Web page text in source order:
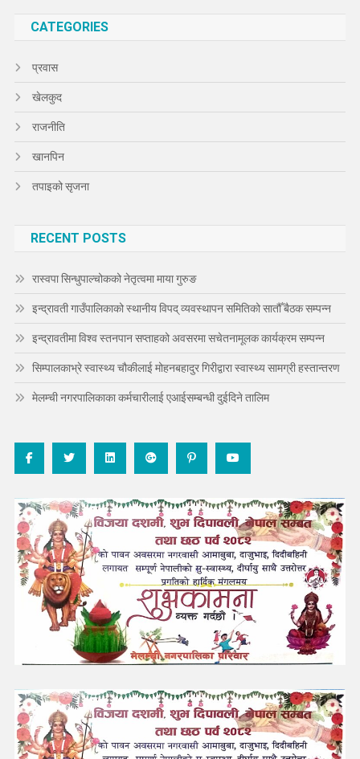
CATEGORIES
प्रवास
खेलकुद
राजनीति
खानपिन
तपाइको सृजना
RECENT POSTS
रास्वपा सिन्धुपाल्चोकको नेतृत्वमा माया गुरुङ
इन्द्रावती गाउँपालिकाको स्थानीय विपद् व्यवस्थापन समितिको सातौँ बैठक सम्पन्न
इन्द्रावतीमा विश्व स्तनपान सप्ताहको अवसरमा सचेतनामूलक कार्यक्रम सम्पन्न
सिम्पालकाभ्रे स्वास्थ्य चौकीलाई मोहनबहादुर गिरीद्वारा स्वास्थ्य सामग्री हस्तान्तरण
मेलम्ची नगरपालिकाका कर्मचारीलाई एआईसम्बन्धी दुईदिने तालिम